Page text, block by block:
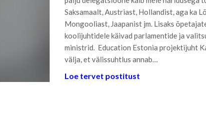
Saksamaalt, Austriast, Hollandist, aga ka
Mongooliast, Jaapanist jm. Lisaks
koolijuhtidele käivad parlamentide ja
ministrid. Education Estonia projektijuht
välja, et välissuhtlus annab…
Loe tervet postitust